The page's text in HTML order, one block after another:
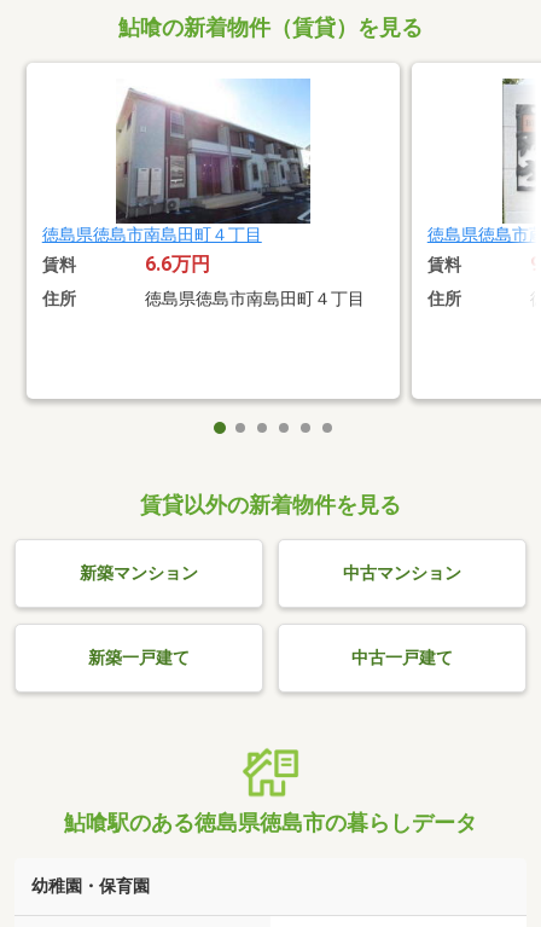
鮎喰の新着物件（賃貸）を見る
徳島県徳島市南島田町４丁目
賃料 6.6万円
住所 徳島県徳島市南島田町４丁目
徳島県徳島市
賃料
住所
賃貸以外の新着物件を見る
新築マンション 中古マンション
新築一戸建て 中古一戸建て
鮎喰駅のある徳島県徳島市の暮らしデータ
幼稚園・保育園